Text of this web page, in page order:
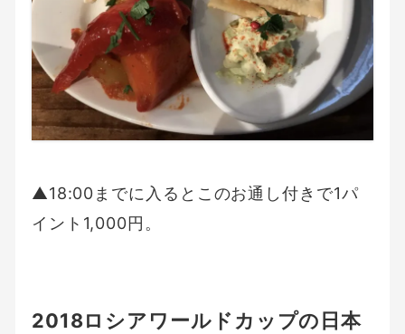
▲18:00までに入るとこのお通し付きで1パ
イント1,000円。
2018ロシアワールドカップの日本